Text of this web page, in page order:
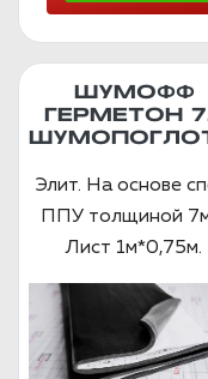
ШУМОФФ
ГЕРМЕТОН
Элит. На основе
ППУ толщиной
Лист 1м*0,75м.